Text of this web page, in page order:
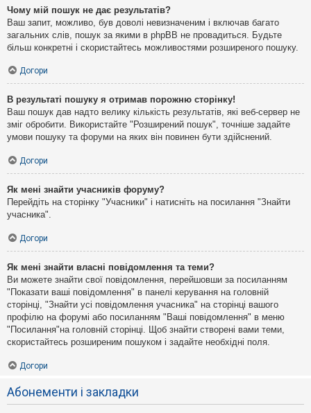
Чому мій пошук не дає результатів?
Ваш запит, можливо, був доволі невизначеним і включав багато
загальних слів, пошук за якими в phpBB не провадиться. Будьте
більш конкретні і скористайтесь можливостями розширеного пошуку.
Догори
В результаті пошуку я отримав порожню сторінку!
Ваш пошук дав надто велику кількість результатів, які веб-сервер не
зміг обробити. Використайте "Розширений пошук", точніше задайте
умови пошуку та форуми на яких він повинен бути здійснений.
Догори
Як мені знайти учасників форуму?
Перейдіть на сторінку "Учасники" і натисніть на посилання "Знайти
учасника".
Догори
Як мені знайти власні повідомлення та теми?
Ви можете знайти свої повідомлення, перейшовши за посиланням
"Показати ваші повідомлення" в панелі керування на головній
сторінці, "Знайти усі повідомлення учасника" на сторінці вашого
профілю на форумі або посиланням "Ваші повідомлення" в меню
"Посилання"на головній сторінці. Щоб знайти створені вами теми,
скористайтесь розширеним пошуком і задайте необхідні поля.
Догори
Абонементи і закладки